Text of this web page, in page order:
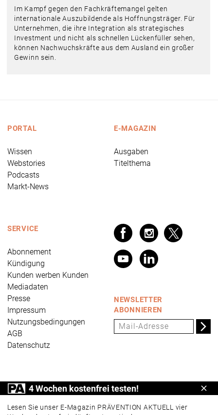
Im Kampf gegen den Fachkräftemangel gelten
internationale Auszubildende als Hoffnungsträger. Für
Unternehmen, die ihre Integration als strategisches
Investment und nicht als schnellen Lückenfüller sehen,
können Nachwuchskräfte aus dem Ausland ein großer
Gewinn sein.
PORTAL
Wissen
Webstories
Podcasts
Markt-News
E-MAGAZIN
Ausgaben
Titelthema
SERVICE
Abonnement
Kündigung
Kunden werben Kunden
Mediadaten
Presse
Impressum
Nutzungsbedingungen
AGB
Datenschutz
NEWSLETTER
ABONNIEREN
PRÄVENTION AKTUELL ist ein Produkt der Universum
Verlag GmbH, Wettinerstraße 3-5, 65189 Wiesbaden,
www.universum.de,info@universum.de
4 Wochen kostenfrei testen!
Lesen Sie unser E-Magazin PRÄVENTION AKTUELL vier